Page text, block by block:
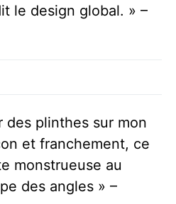
le design global. » –
des plinthes sur mon
et franchement, ce
monstrueuse au
des angles » –